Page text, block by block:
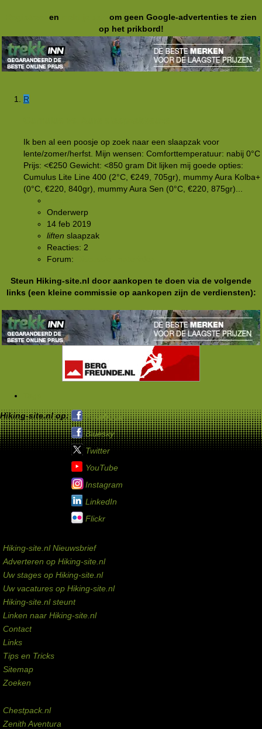
en
om geen Google-advertenties te zien
op het prikbord!
R
Ik ben al een poosje op zoek naar een slaapzak voor
lente/zomer/herfst. Mijn wensen: Comforttemperatuur: nabij 0°C
Prijs: <€250 Gewicht: <850 gram Dit lijken mij goede opties:
Cumulus Lite Line 400 (2°C, €249, 705gr), mummy Aura Kolba+
(0°C, €220, 840gr), mummy Aura Sen (0°C, €220, 875gr)...
Onderwerp
14 feb 2019
liften slaapzak
Reacties: 2
Forum:
Steun Hiking-site.nl door aankopen te doen via de volgende
links (een kleine commissie op aankopen zijn de verdiensten):
Hiking-site.nl op:
Facebook
Bluesky
Twitter
YouTube
Instagram
LinkedIn
Flickr
Hiking-site.nl Nieuwsbrief
Adverteren op Hiking-site.nl
Uw stages op Hiking-site.nl
Uw vacatures op Hiking-site.nl
Hiking-site.nl steunt
Linken naar Hiking-site.nl
Contact
Links
Tips en Tricks
Sitemap
Zoeken
Chestpack.nl
Zenith Aventura